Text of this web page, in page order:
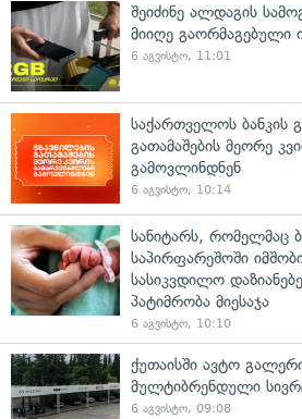
შეიძინე ალდაგის
მიიღე გაორმაგებული
6 აგვისტო, 11:01
საქართველოს ბანკის
გათამაშების მეორე
გამოვლინდნენ
6 აგვისტო, 10:14
სანიტარს, რომელმაც
საპირფარეშოში
სასიკვდილო
პატიმრობა მიესაჯა
6 აგვისტო, 10:10
ქუთაისში ავტო
მულტიბრენდული
6 აგვისტო, 09:08